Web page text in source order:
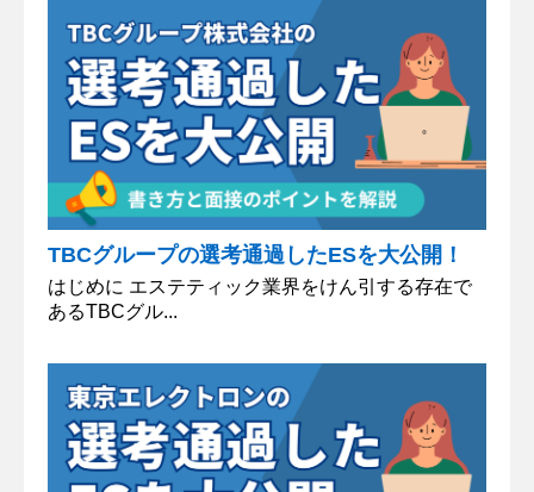
TBCグループの選考通過したESを大公開！
はじめに エステティック業界をけん引する存在で
あるTBCグル...